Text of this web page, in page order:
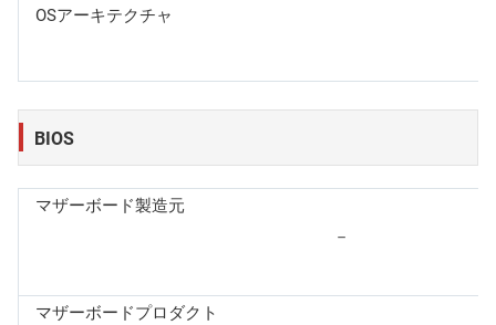
OSアーキテクチャ
BIOS
マザーボード製造元
－
マザーボードプロダクト